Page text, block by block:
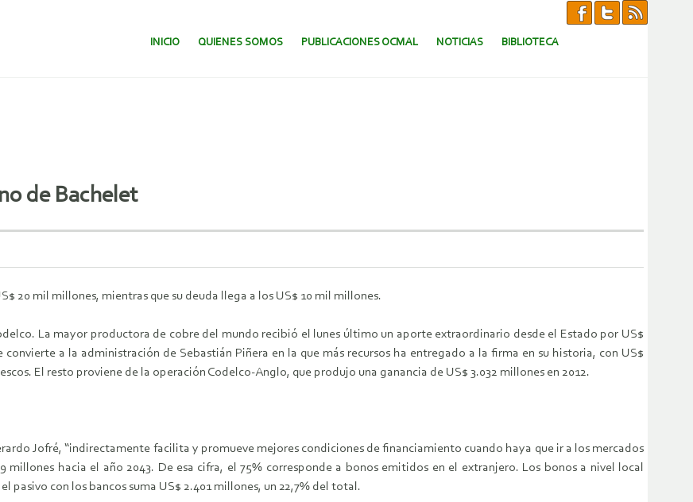
SALTAR AL CONTENIDO.
INICIO QUIENES SOMOS PUBLICACIONES OCMAL NOTICIAS BIBLIOTECA
de Bachelet
20 mil millones, mientras que su deuda llega a los US$ 10 mil millones.
La mayor productora de cobre del mundo recibió el lunes último un aporte extraordinario desde el Estado por US$
a la administración de Sebastián Piñera en la que más recursos ha entregado a la firma en su historia, con US$
El resto proviene de la operación Codelco-Anglo, que produjo una ganancia de US$ 3.032 millones en 2012.
Jofré, “indirectamente facilita y promueve mejores condiciones de financiamiento cuando haya que ir a los mercados
millones hacia el año 2043. De esa cifra, el 75% corresponde a bonos emitidos en el extranjero. Los bonos a nivel local
pasivo con los bancos suma US$ 2.401 millones, un 22,7% del total.